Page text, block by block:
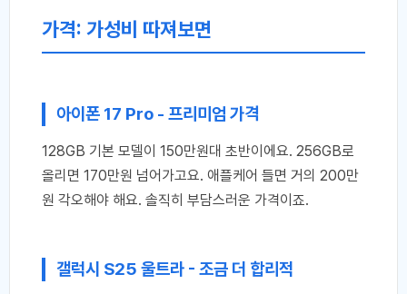
가격: 가성비 따져보면
아이폰 17 Pro - 프리미엄 가격
128GB 기본 모델이 150만원대 초반이에요. 256GB로
올리면 170만원 넘어가고요. 애플케어 들면 거의 200만
원 각오해야 해요. 솔직히 부담스러운 가격이죠.
갤럭시 S25 울트라 - 조금 더 합리적